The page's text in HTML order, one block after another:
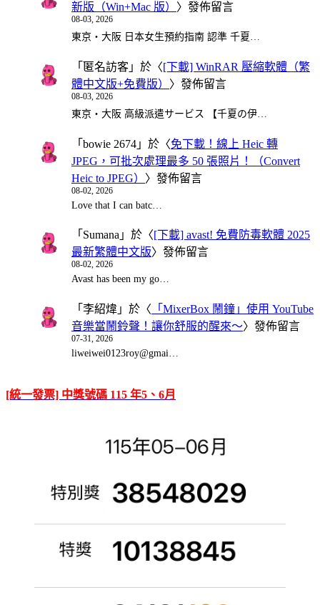
新版（Win+Mac 版） 〉發佈留言
08-03, 2026
東京・大阪 日本女生預約指南 認準 千夏…
「 匿名訪客 」於〈[下載] WinRAR 壓縮軟體（繁
體中文版+免費版） 〉發佈留言
08-03, 2026
東京・大阪 高級派遣サービス 【千夏の伊…
「 bowie 2674 」於〈免下載！線上 Heic 轉
JPEG，可批次處理最多 50 張照片！（Convert
Heic to JPEG） 〉發佈留言
08-02, 2026
Love that I can batc…
「 Sumana 」於〈[下載] avast! 免費防毒軟體 2025
最新繁體中文版〉發佈留言
08-02, 2026
Avast has been my go…
「 李紹煒 」於〈 「MixerBox 鬧鐘」使用 YouTube
音樂當鬧鈴聲！讓你舒服的醒來～〉發佈留言
07-31, 2026
liweiwei0123roy@gmai…
[統一發票] 中獎號碼 115 年5、6月